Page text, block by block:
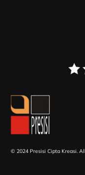
© 2024 Presisi Cipta Kreasi.